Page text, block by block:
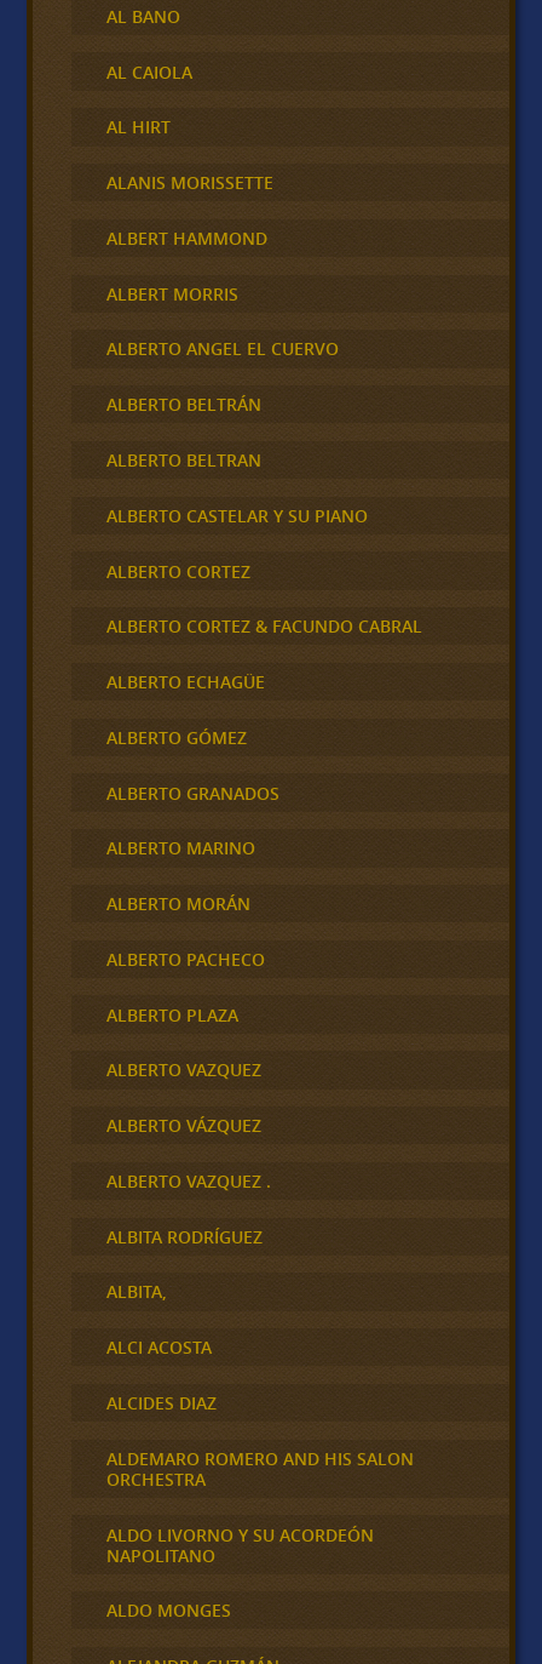
AL BANO
AL CAIOLA
AL HIRT
ALANIS MORISSETTE
ALBERT HAMMOND
ALBERT MORRIS
ALBERTO ANGEL EL CUERVO
ALBERTO BELTRÁN
ALBERTO BELTRAN
ALBERTO CASTELAR Y SU PIANO
ALBERTO CORTEZ
ALBERTO CORTEZ & FACUNDO CABRAL
ALBERTO ECHAGÜE
ALBERTO GÓMEZ
ALBERTO GRANADOS
ALBERTO MARINO
ALBERTO MORÁN
ALBERTO PACHECO
ALBERTO PLAZA
ALBERTO VAZQUEZ
ALBERTO VÁZQUEZ
ALBERTO VAZQUEZ .
ALBITA RODRÍGUEZ
ALBITA,
ALCI ACOSTA
ALCIDES DIAZ
ALDEMARO ROMERO AND HIS SALON
ORCHESTRA
ALDO LIVORNO Y SU ACORDEÓN
NAPOLITANO
ALDO MONGES